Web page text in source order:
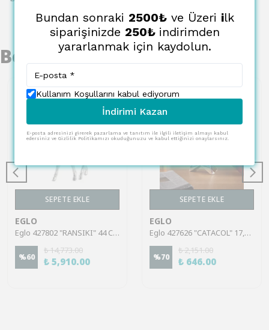
Benzer Ürünler
SEPETE EKLE
EGLO
Eglo 427802 "RANSIKI" 44 Cm Yüksekliğinde Dekoratif Obje Biblo
%60
₺ 14,773.00
₺ 5,910.00
SEPETE EKLE
EGLO
Eglo 427626 "CATACOL" 17,5 Cm Yüksekliğinde Dekoratif Obje Biblo
%70
₺ 2,151.00
₺ 646.00
Bundan sonraki 2500₺ve Üzeri ilk
siparişinizde 250₺ indirimden
yararlanmak için kaydolun.
Kullanım Koşullarını kabul ediyorum
İndirimi Kazan
E-posta adresinizi girerek pazarlama ve tanıtım ile ilgili iletişim almayı kabul
edersiniz ve Gizlilik Politikamızı okuduğunuzu ve kabul ettiğinizi onaylarsınız.